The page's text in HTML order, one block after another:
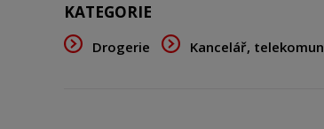
KATEGORIE
Drogerie Kancelář,